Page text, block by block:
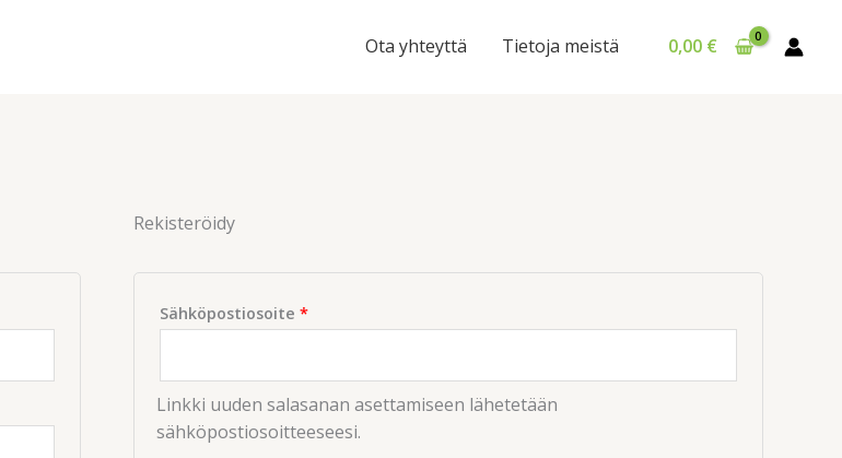
Ota yhteyttä Tietoja meistä 0,00 €
Rekisteröidy
Sähköpostiosoite *
Linkki uuden salasanan asettamiseen lähetetään
sähköpostiosoitteeseesi.